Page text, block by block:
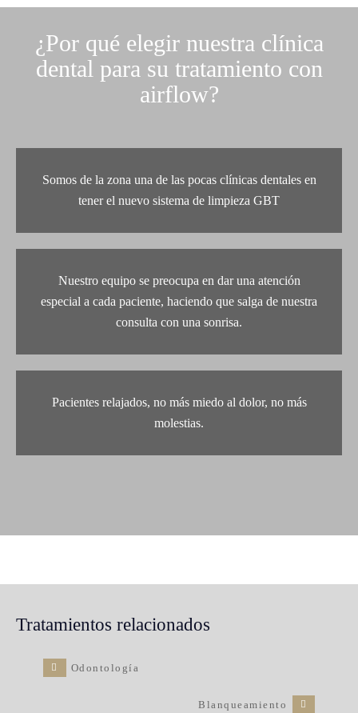
¿Por qué elegir nuestra clínica
dental para su tratamiento con
airflow?
Somos de la zona una de las pocas clínicas dentales en
tener el nuevo sistema de limpieza GBT
Nuestro equipo se preocupa en dar una atención
especial a cada paciente, haciendo que salga de nuestra
consulta con una sonrisa.
Pacientes relajados, no más miedo al dolor, no más
molestias.
Tratamientos relacionados
Odontología
Blanqueamiento